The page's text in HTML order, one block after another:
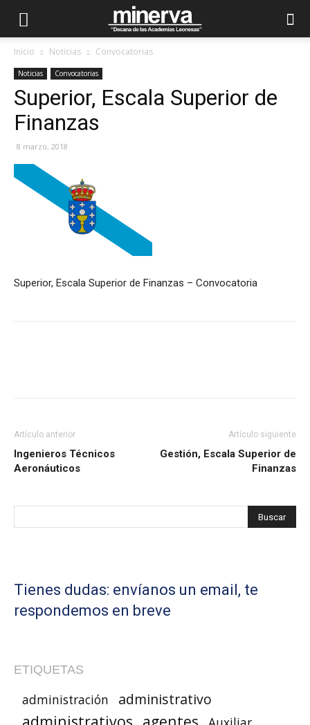
Inicio Noticias Convocatorias
Noticias Convocatorias
Superior, Escala Superior de
Finanzas
8 marzo, 2018
Superior, Escala Superior de Finanzas – Convocatoria
Artículo anterior
Ingenieros Técnicos
Aeronáuticos
Artículo siguiente
Gestión, Escala Superior de
Finanzas
Tienes dudas: envíanos un email, te
respondemos en breve
ETIQUETAS
administración administrativo